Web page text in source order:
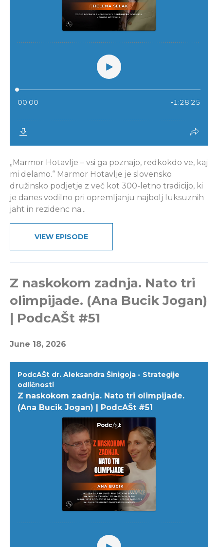
„Marmor Hotavlje – vsi ga poznajo, redkokdo ve, kaj
mi delamo.“ Marmor Hotavlje je slovensko
družinsko podjetje z več kot 300-letno tradicijo, ki
je danes vodilno pri opremljanju najbolj luksuznih
jaht in rezidenc na...
VIEW EPISODE
Z naskokom zadnja. Nato tri
olimpijade. (Ana Bucik Jogan)
| PodcAŠt #51
June 18, 2026